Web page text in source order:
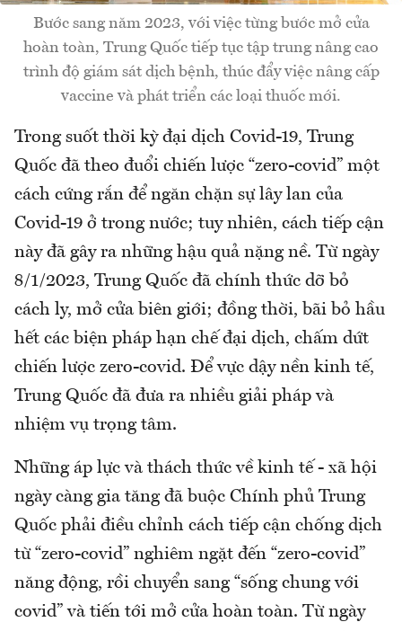
Bước sang năm 2023, với việc từng bước mở cửa
hoàn toàn, Trung Quốc tiếp tục tập trung nâng cao
trình độ giám sát dịch bệnh, thúc đẩy việc nâng cấp
vaccine và phát triển các loại thuốc mới.
Trong suốt thời kỳ đại dịch Covid-19, Trung
Quốc đã theo đuổi chiến lược “zero-covid” một
cách cứng rắn để ngăn chặn sự lây lan của
Covid-19 ở trong nước; tuy nhiên, cách tiếp cận
này đã gây ra những hậu quả nặng nề. Từ ngày
8/1/2023, Trung Quốc đã chính thức dỡ bỏ
cách ly, mở cửa biên giới; đồng thời, bãi bỏ hầu
hết các biện pháp hạn chế đại dịch, chấm dứt
chiến lược zero-covid. Để vực dậy nền kinh tế,
Trung Quốc đã đưa ra nhiều giải pháp và
nhiệm vụ trọng tâm.
Những áp lực và thách thức về kinh tế - xã hội
ngày càng gia tăng đã buộc Chính phủ Trung
Quốc phải điều chỉnh cách tiếp cận chống dịch
từ “zero-covid” nghiêm ngặt đến “zero-covid”
năng động, rồi chuyển sang “sống chung với
covid” và tiến tới mở cửa hoàn toàn. Từ ngày